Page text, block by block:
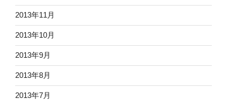
2013年11月
2013年10月
2013年9月
2013年8月
2013年7月